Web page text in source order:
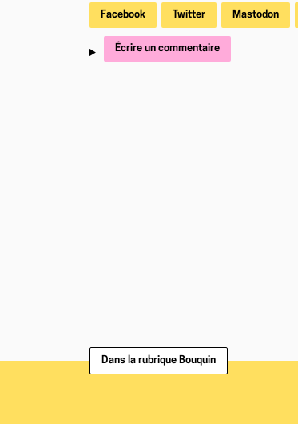
Facebook Twitter Mastodon
Écrire un commentaire
Dans la rubrique Bouquin